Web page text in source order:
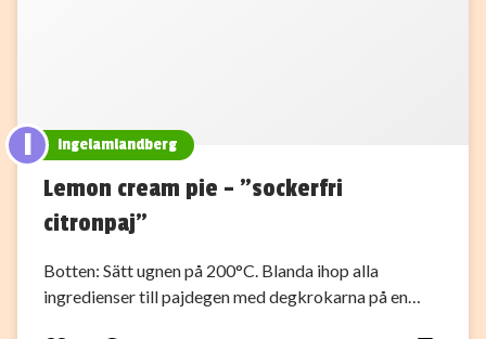
I ingelamlandberg
Lemon cream pie – ”sockerfri
citronpaj”
Botten: Sätt ugnen på 200°C. Blanda ihop alla
ingredienser till pajdegen med degkrokarna på en…